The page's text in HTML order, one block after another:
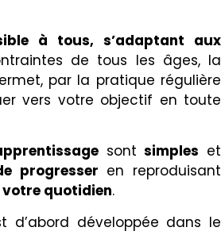
à tous, s’adaptant aux
de tous les âges, la
par la pratique régulière
vers votre objectif en toute
sontsimples et
progresser en reproduisant
votre quotidien.
d’abord développée dans le